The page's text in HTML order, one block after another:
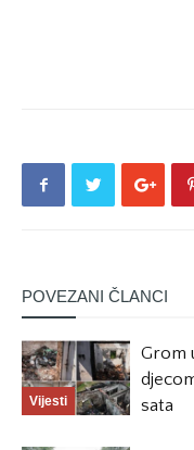
POVEZANI ČLANCI
Vijesti
Grom
sata